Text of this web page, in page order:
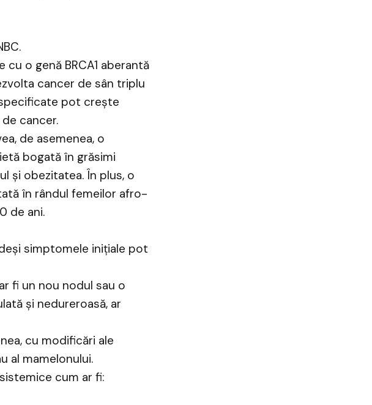
o genă BRCA1 aberantă
cancer de sân triplu
pot crește
cancer.
de asemenea, o
bogată în grăsimi
și obezitatea. În plus, o
în rândul femeilor afro-
de ani.
simptomele inițiale pot
fi un nou nodul sau o
și nedureroasă, ar
cu modificări ale
al mamelonului.
cum ar fi: